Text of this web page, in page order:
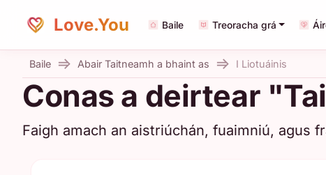
Love.You Baile Treoracha grá
Baile Abair Taitneamh a bhaint as I Liotuáinis
Conas a deirtear
Faigh amach an aistriúchán, fuaimniú, agus